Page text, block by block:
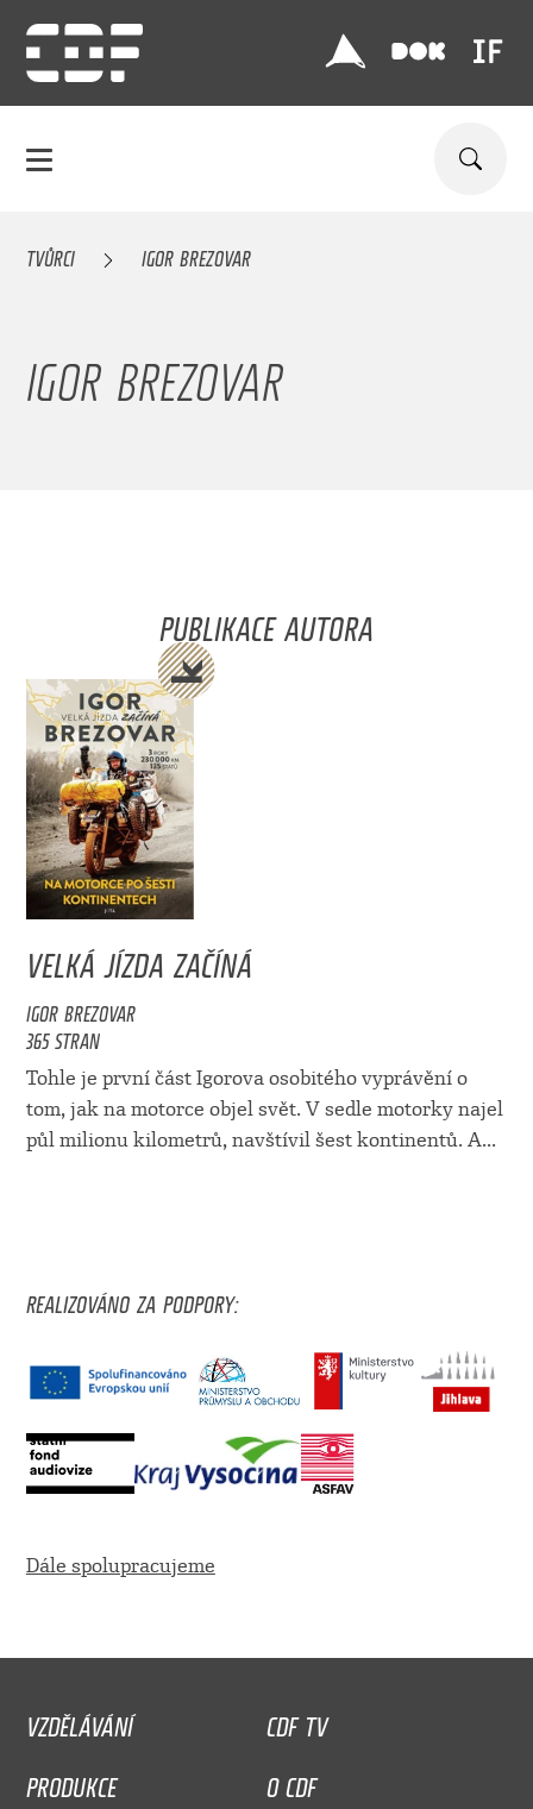
TVŮRCI IGOR BREZOVAR
IGOR BREZOVAR
PUBLIKACE AUTORA
VELKÁ JÍZDA ZAČÍNÁ
IGOR BREZOVAR
365 STRAN
Tohle je první část Igorova osobitého vyprávění o
tom, jak na motorce objel svět. V sedle motorky najel
půl milionu kilometrů, navštívil šest kontinentů. A...
REALIZOVÁNO ZA PODPORY:
Dále spolupracujeme
VZDĚLÁVÁNÍ
CDF TV
PRODUKCE
O CDF